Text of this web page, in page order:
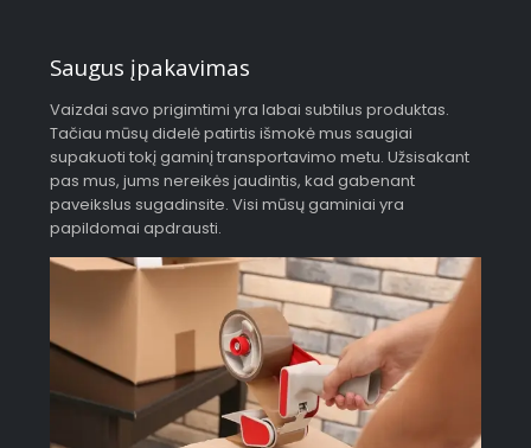
Saugus įpakavimas
Vaizdai savo prigimtimi yra labai subtilus produktas.
Tačiau mūsų didelė patirtis išmokė mus saugiai
supakuoti tokį gaminį transportavimo metu. Užsisakant
pas mus, jums nereikės jaudintis, kad gabenant
paveikslus sugadinsite. Visi mūsų gaminiai yra
papildomai apdrausti.